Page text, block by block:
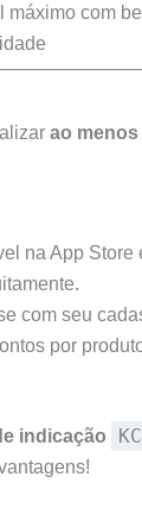
máximo com
ao
na App Store
com seu
por
indicação